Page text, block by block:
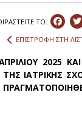
ΤΟ:
ΕΠΙΣΤΡΟΦΗ ΣΤΗ
2025
ΤΗΣ ΙΑΤΡΙΚΗΣ